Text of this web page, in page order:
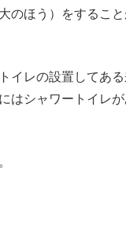
のほう）をするこ
イレの設置してあ
はシャワートイレが